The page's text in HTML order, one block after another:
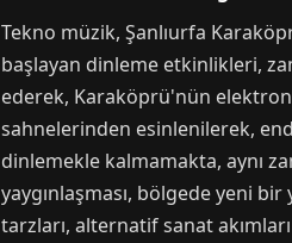
Tekno müzik, Şanlıurfa
başlayan dinleme etkinlikleri,
ederek, Karaköprü'nün
sahnelerinden esinlenilerek,
dinlemekle kalmamakta, aynı
yaygınlaşması, bölgede yeni
tarzları, alternatif sanat